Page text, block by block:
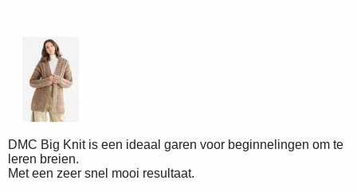
DMC Big Knit is een ideaal garen voor beginnelingen om te
leren breien.
Met een zeer snel mooi resultaat.